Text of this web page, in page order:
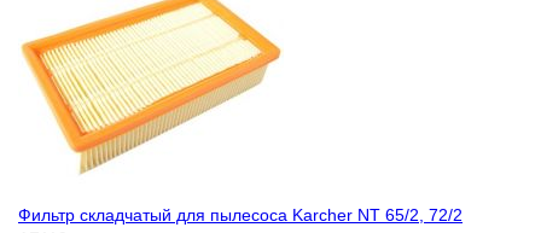
Фильтр складчатый для пылесоса Karcher NT 65/2, 72/2